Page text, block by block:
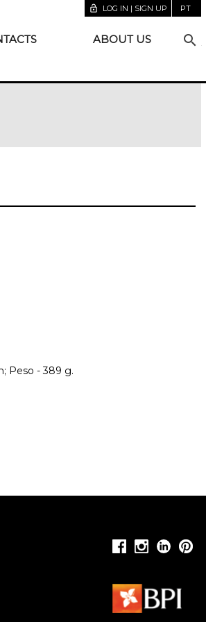
lock_open LOG IN | SIGN UP PT
ABOUT US search
Peso - 389 g.